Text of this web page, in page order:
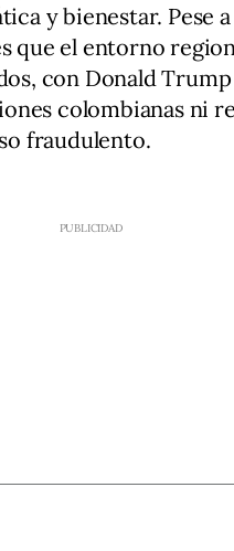
y bienestar. Pese
que el entorno
con Donald
colombianas ni
fraudulento.